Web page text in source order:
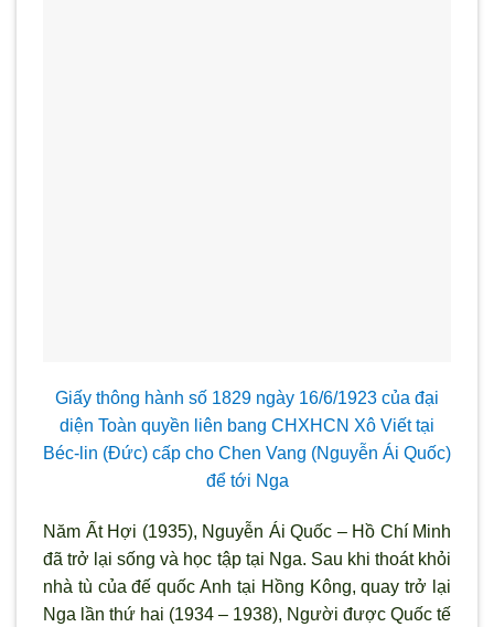
Giấy thông hành số 1829 ngày 16/6/1923 của đại
diện Toàn quyền liên bang CHXHCN Xô Viết tại
Béc-lin (Đức) cấp cho Chen Vang (Nguyễn Ái Quốc)
để tới Nga
Năm Ất Hợi (1935), Nguyễn Ái Quốc – Hồ Chí Minh
đã trở lại sống và học tập tại Nga. Sau khi thoát khỏi
nhà tù của đế quốc Anh tại Hồng Kông, quay trở lại
Nga lần thứ hai (1934 – 1938), Người được Quốc tế